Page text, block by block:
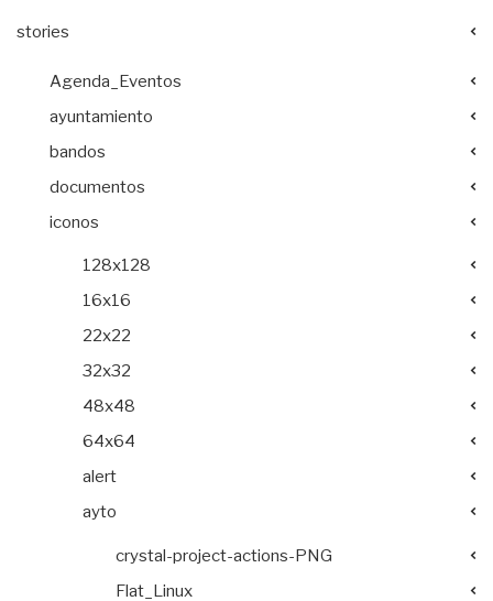
stories
Agenda_Eventos
ayuntamiento
bandos
documentos
iconos
128x128
16x16
22x22
32x32
48x48
64x64
alert
ayto
crystal-project-actions-PNG
Flat_Linux